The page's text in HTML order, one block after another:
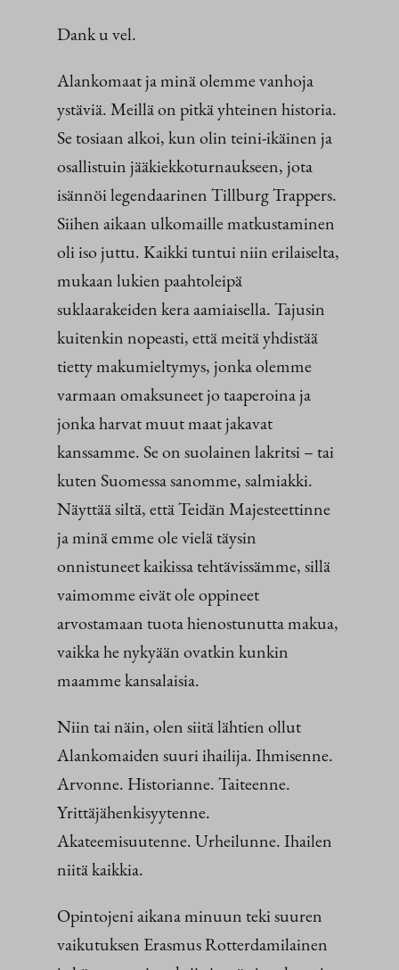
Dank u vel.
Alankomaat ja minä olemme vanhoja
ystäviä. Meillä on pitkä yhteinen historia.
Se tosiaan alkoi, kun olin teini-ikäinen ja
osallistuin jääkiekkoturnaukseen, jota
isännöi legendaarinen Tillburg Trappers.
Siihen aikaan ulkomaille matkustaminen
oli iso juttu. Kaikki tuntui niin erilaiselta,
mukaan lukien paahtoleipä
suklaarakeiden kera aamiaisella. Tajusin
kuitenkin nopeasti, että meitä yhdistää
tietty makumieltymys, jonka olemme
varmaan omaksuneet jo taaperoina ja
jonka harvat muut maat jakavat
kanssamme. Se on suolainen lakritsi – tai
kuten Suomessa sanomme, salmiakki.
Näyttää siltä, että Teidän Majesteettinne
ja minä emme ole vielä täysin
onnistuneet kaikissa tehtävissämme, sillä
vaimomme eivät ole oppineet
arvostamaan tuota hienostunutta makua,
vaikka he nykyään ovatkin kunkin
maamme kansalaisia.
Niin tai näin, olen siitä lähtien ollut
Alankomaiden suuri ihailija. Ihmisenne.
Arvonne. Historianne. Taiteenne.
Yrittäjähenkisyytenne.
Akateemisuutenne. Urheilunne. Ihailen
niitä kaikkia.
Opintojeni aikana minuun teki suuren
vaikutuksen Erasmus Rotterdamilainen